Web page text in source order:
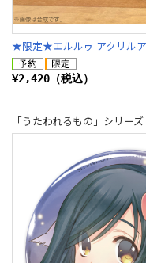
★限定★エルルゥ アクリル
¥2,420（税込）
「うたわれるもの」シリーズ